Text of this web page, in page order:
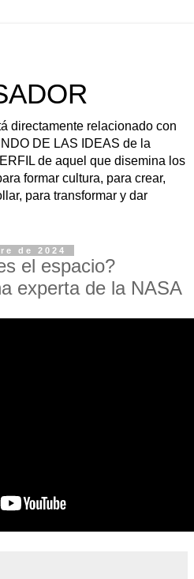
directamente relacionado con
DE LAS IDEAS de la
de aquel que disemina los
formar cultura, para crear,
para transformar y dar
de 2024
el espacio?
experta de la NASA